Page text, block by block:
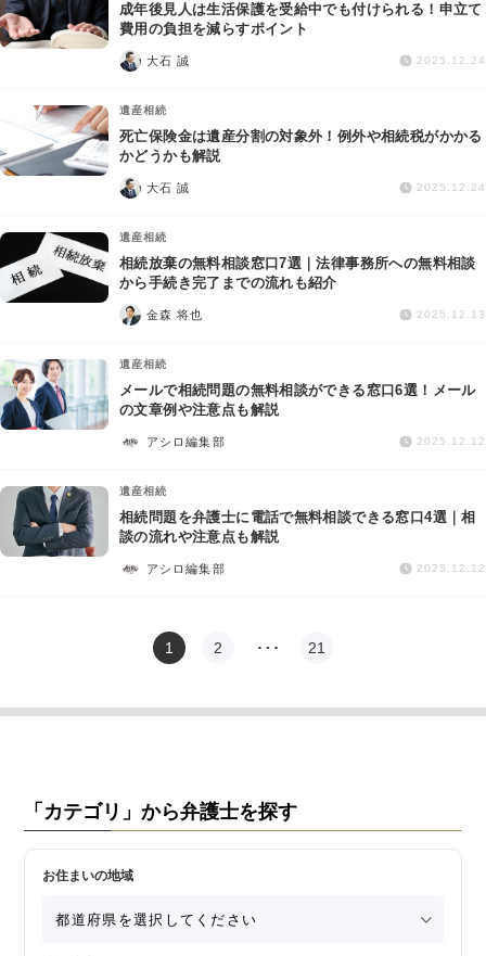
成年後見人は生活保護を受給中でも付けられる！申立て
費用の負担を減らすポイント
大石 誠 2025.12.24
遺産相続
死亡保険金は遺産分割の対象外！例外や相続税がかかる
かどうかも解説
大石 誠 2025.12.24
遺産相続
相続放棄の無料相談窓口7選｜法律事務所への無料相談
から手続き完了までの流れも紹介
金森 将也 2025.12.13
遺産相続
メールで相続問題の無料相談ができる窓口6選！メール
の文章例や注意点も解説
アシロ編集部 2025.12.12
遺産相続
相続問題を弁護士に電話で無料相談できる窓口4選｜相
談の流れや注意点も解説
アシロ編集部 2025.12.12
1 2 … 21
「カテゴリ」から弁護士を探す
お住まいの地域